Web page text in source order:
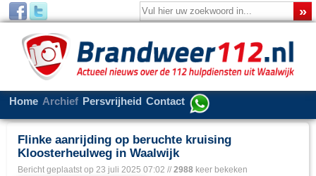
Home Archief Persvrijheid Contact
Flinke aanrijding op beruchte kruising
Kloosterheulweg in Waalwijk
Bericht geplaatst op 23 juli 2025 07:02 // 2988 keer bekeken